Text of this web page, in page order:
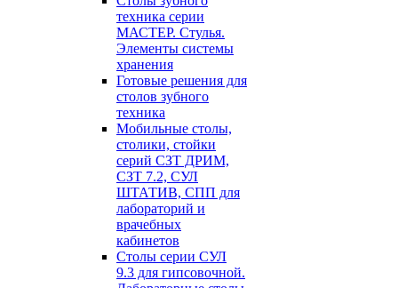
техника серии
МАСТЕР. Стулья.
Элементы системы
хранения
Готовые решения для
столов зубного
техника
Мобильные столы,
столики, стойки
серий СЗТ ДРИМ,
СЗТ 7.2, СУЛ
ШТАТИВ, СПП для
лабораторий и
врачебных
кабинетов
Столы серии СУЛ
9.3 для гипсовочной.